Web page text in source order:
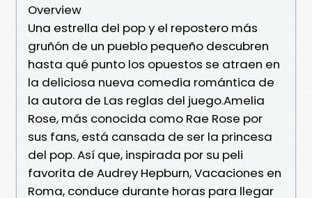
Overview
Una estrella del pop y el repostero más
gruñón de un pueblo pequeño descubren
hasta qué punto los opuestos se atraen en
la deliciosa nueva comedia romántica de
la autora de Las reglas del juego.Amelia
Rose, más conocida como Rae Rose por
sus fans, está cansada de ser la princesa
del pop. Así que, inspirada por su peli
favorita de Audrey Hepburn, Vacaciones en
Roma, conduce durante horas para llegar